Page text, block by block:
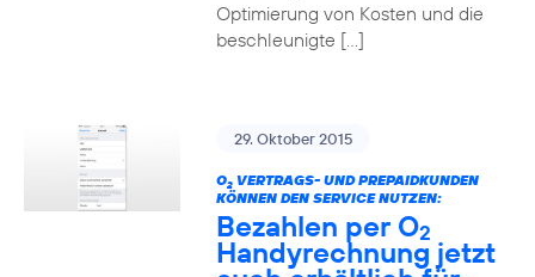
Optimierung von Kosten und die
beschleunigte […]
29. Oktober 2015
O2VERTRAGS- UND PREPAIDKUNDEN
KÖNNEN DEN SERVICE NUTZEN:
Bezahlen per O2
Handyrechnung jetzt